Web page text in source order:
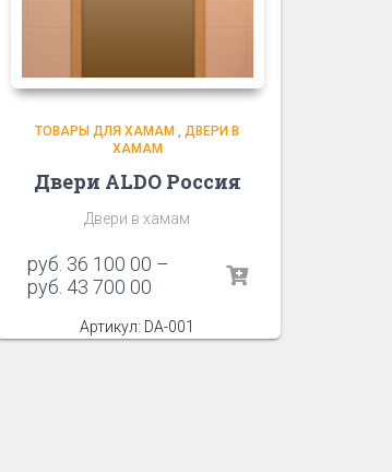
ТОВАРЫ ДЛЯ ХАМАМ
ДВЕРИ В
ХАМАМ
Двери ALDO Россия
Двери в хамам
руб. 36 100 00 –
руб. 43 700 00
Артикул: DA-001